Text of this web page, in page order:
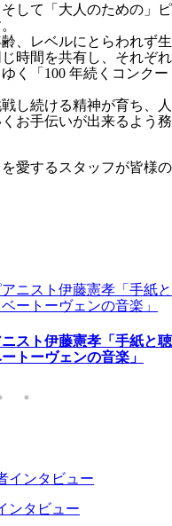
して「大人のための」ピ
、レベルにとらわれず生
時間を共有し、それぞれ
く「100 年続くコンクー
し続ける精神が育ち、人
お手伝いが出来るよう務
愛するスタッフが皆様の
ニスト伊藤憲孝「手紙と聴
ートーヴェンの音楽」
インタビュー
ンタビュー